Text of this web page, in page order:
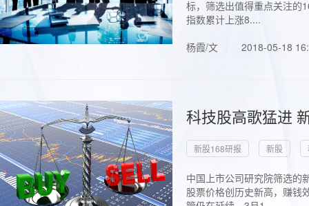
标，筛选出值得重点关注的
指数累计上涨8....
杨霞/文
2018-05-18
科技股高歌猛进
新股168研报 新股
中国上市公司研究院筛选的
股票价格创历史新高，赚钱